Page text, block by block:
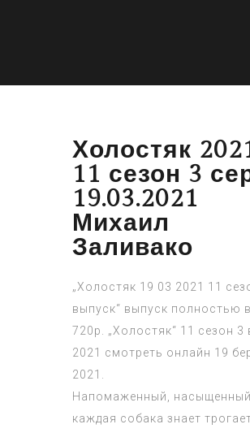
Холостяк
11 сезон 3
19.03.2021
Михаил
Заливако
„Холостяк 19 03 2021 11
выпуск“ выпуск полностью
720p. „Холостяк“ 11 сезон 3
2021 смотреть онлайн 19
2021.
Напомаженный,
каждая собака знает